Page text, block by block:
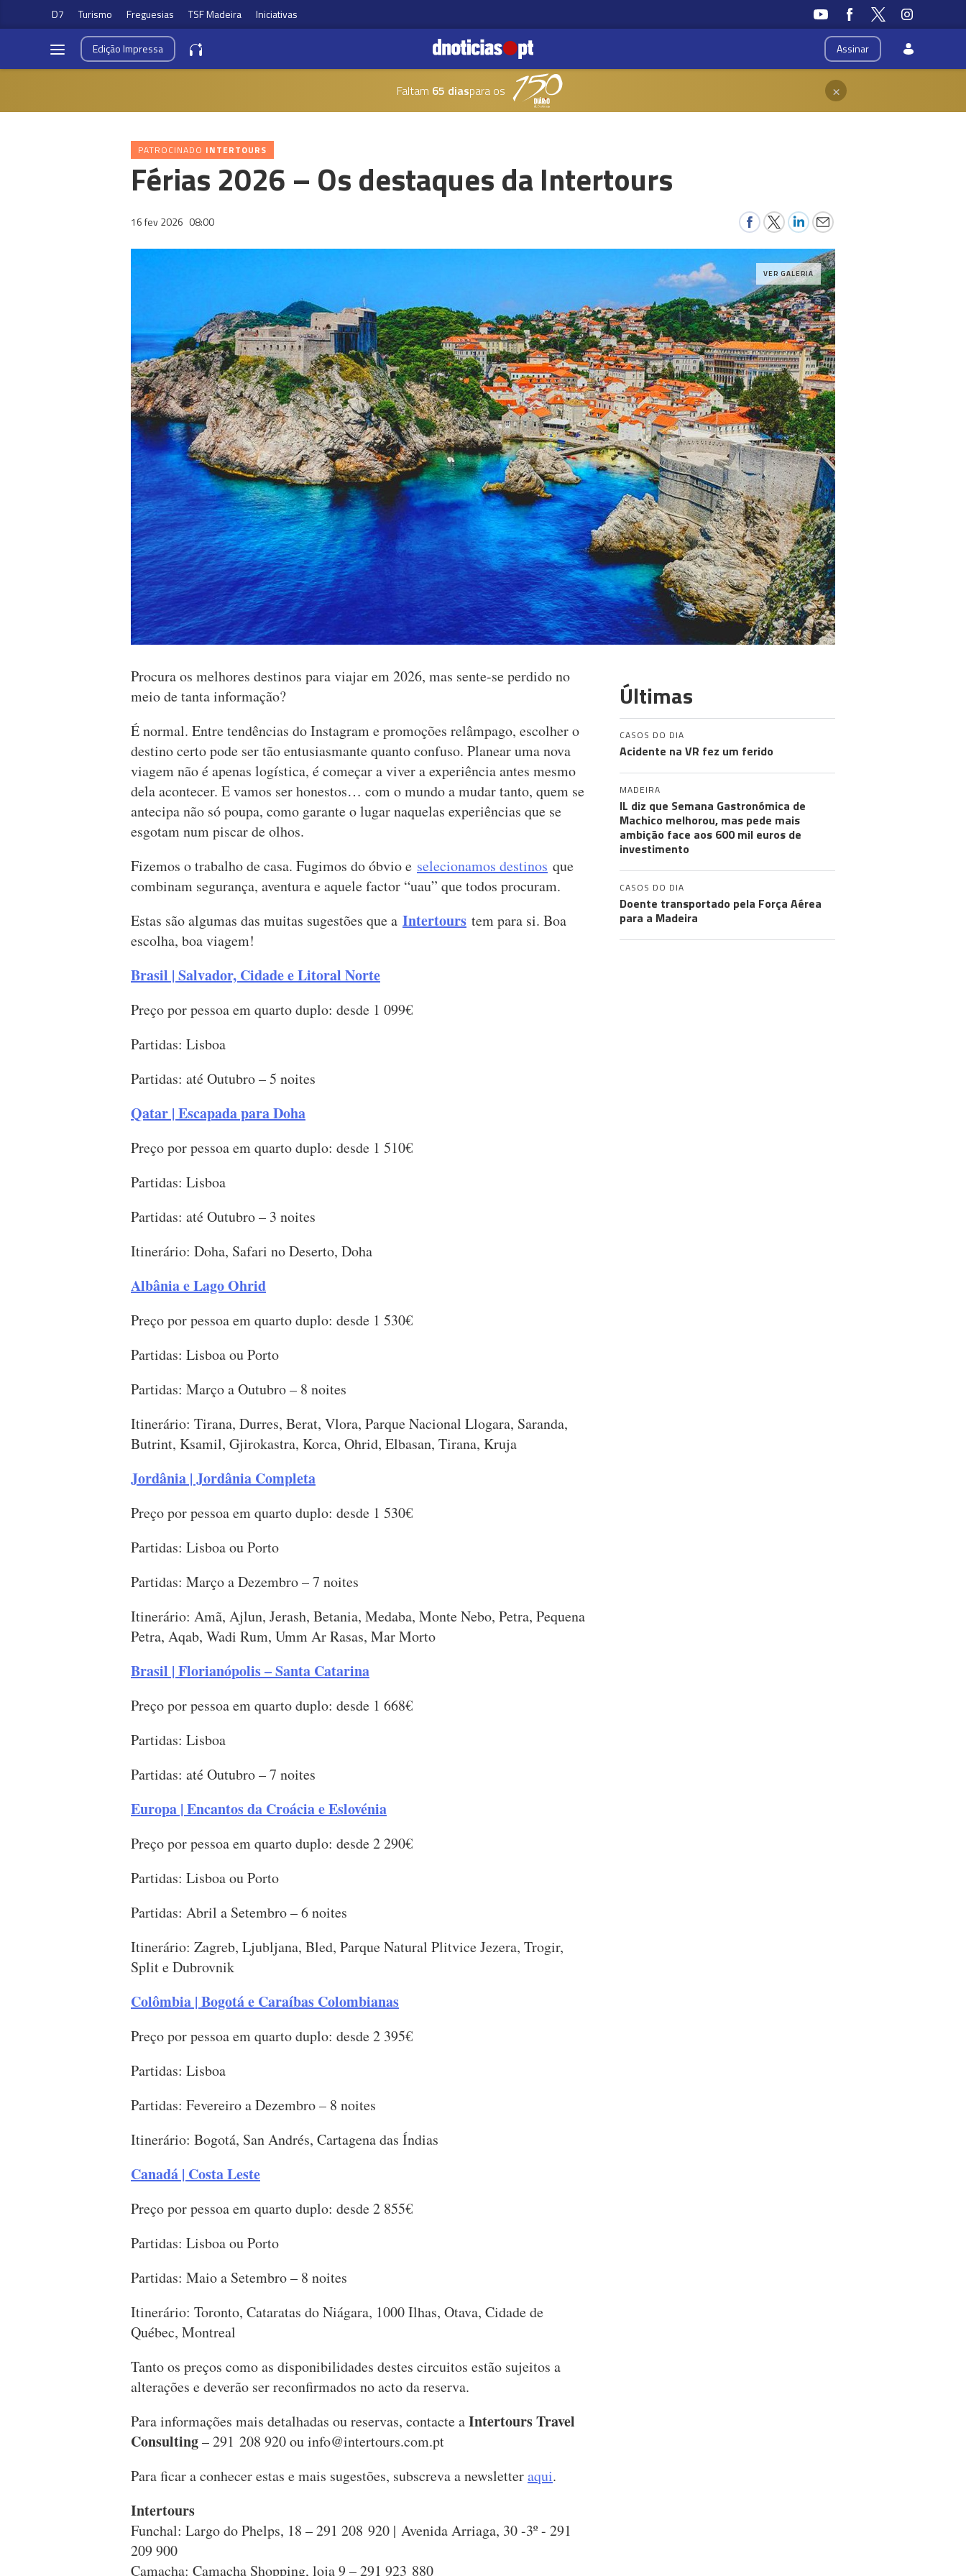
D7 Turismo Freguesias TSF Madeira Iniciativas
Assinar
EdiçãoImpressa
Faltam 65 diaspara os ×
PATROCINADO INTERTOURS
Férias 2026 – Os destaques da Intertours
16 fev 2026 08:00
VER GALERIA
Procura os melhores destinos para viajar em 2026, mas sente-se perdido no
meio de tanta informação?
É normal. Entre tendências do Instagram e promoções relâmpago, escolher o
destino certo pode ser tão entusiasmante quanto confuso. Planear uma nova
viagem não é apenas logística, é começar a viver a experiência antes mesmo
dela acontecer. E vamos ser honestos… com o mundo a mudar tanto, quem se
antecipa não só poupa, como garante o lugar naquelas experiências que se
esgotam num piscar de olhos.
Fizemos o trabalho de casa. Fugimos do óbvio e selecionamos destinos que
combinam segurança, aventura e aquele factor “uau” que todos procuram.
Estas são algumas das muitas sugestões que a Intertours tem para si. Boa
escolha, boa viagem!
Brasil | Salvador, Cidade e Litoral Norte
Preço por pessoa em quarto duplo: desde 1 099€
Partidas: Lisboa
Partidas: até Outubro – 5 noites
Qatar | Escapada para Doha
Preço por pessoa em quarto duplo: desde 1 510€
Partidas: Lisboa
Partidas: até Outubro – 3 noites
Itinerário: Doha, Safari no Deserto, Doha
Albânia e Lago Ohrid
Preço por pessoa em quarto duplo: desde 1 530€
Partidas: Lisboa ou Porto
Partidas: Março a Outubro – 8 noites
Itinerário: Tirana, Durres, Berat, Vlora, Parque Nacional Llogara, Saranda,
Butrint, Ksamil, Gjirokastra, Korca, Ohrid, Elbasan, Tirana, Kruja
Jordânia | Jordânia Completa
Preço por pessoa em quarto duplo: desde 1 530€
Partidas: Lisboa ou Porto
Partidas: Março a Dezembro – 7 noites
Itinerário: Amã, Ajlun, Jerash, Betania, Medaba, Monte Nebo, Petra, Pequena
Petra, Aqab, Wadi Rum, Umm Ar Rasas, Mar Morto
Brasil | Florianópolis – Santa Catarina
Preço por pessoa em quarto duplo: desde 1 668€
Partidas: Lisboa
Partidas: até Outubro – 7 noites
Europa | Encantos da Croácia e Eslovénia
Preço por pessoa em quarto duplo: desde 2 290€
Partidas: Lisboa ou Porto
Partidas: Abril a Setembro – 6 noites
Itinerário: Zagreb, Ljubljana, Bled, Parque Natural Plitvice Jezera, Trogir,
Split e Dubrovnik
Colômbia | Bogotá e Caraíbas Colombianas
Preço por pessoa em quarto duplo: desde 2 395€
Partidas: Lisboa
Partidas: Fevereiro a Dezembro – 8 noites
Itinerário: Bogotá, San Andrés, Cartagena das Índias
Canadá | Costa Leste
Preço por pessoa em quarto duplo: desde 2 855€
Partidas: Lisboa ou Porto
Partidas: Maio a Setembro – 8 noites
Itinerário: Toronto, Cataratas do Niágara, 1000 Ilhas, Otava, Cidade de
Québec, Montreal
Tanto os preços como as disponibilidades destes circuitos estão sujeitos a
alterações e deverão ser reconfirmados no acto da reserva.
Para informações mais detalhadas ou reservas, contacte aIntertours Travel
Consulting– 291 208 920 ouinfo@intertours.com.pt
Para ficar a conhecer estas e mais sugestões, subscreva a newsletteraqui.
Intertours
Funchal: Largo do Phelps, 18 – 291 208 920 | Avenida Arriaga, 30 -3º - 291
209 900
Camacha: Camacha Shopping, loja 9 – 291 923 880
Últimas
CASOS DO DIA
Acidente na VR fez um ferido
MADEIRA
IL diz que Semana Gastronómica de
Machico melhorou, mas pede mais
ambição face aos 600 mil euros de
investimento
CASOS DO DIA
Doente transportado pela Força Aérea
para a Madeira